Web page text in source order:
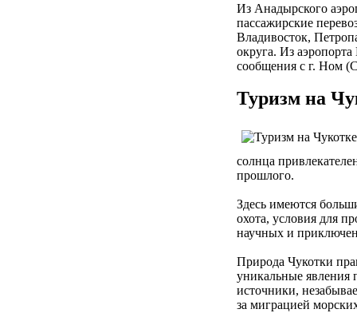
Из Анадырского
пассажирские
Владивосток,
округа. Из
сообщения с г. Ном
Туризм на
солнца
прошлого.
Здесь имеются
охота, условия для
научных и
Природа Чукотки
уникальные явления
источники,
за миграцией